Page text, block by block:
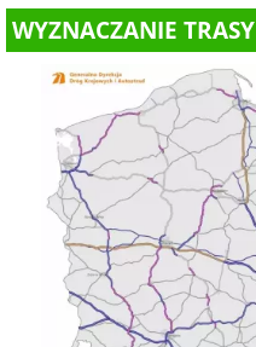
WYZNACZANIE TRASY